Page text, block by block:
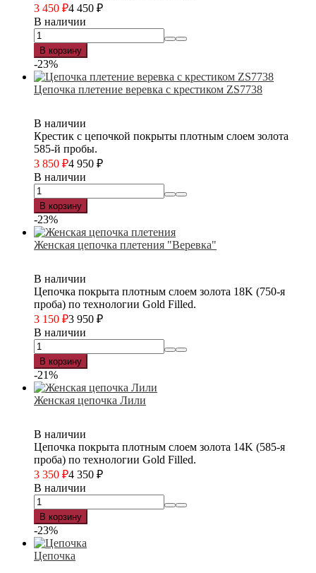
3 450 ₽4 450 ₽
В наличии
В корзину
-23%
Цепочка плетение веревка с крестиком ZS7738
В наличии
Крестик с цепочкой покрыты плотным слоем золота
585-й пробы.
3 850 ₽4 950 ₽
В наличии
В корзину
-23%
Женская цепочка плетения "Веревка"
В наличии
Цепочка покрыта плотным слоем золота 18K (750-я
проба) по технологии Gold Filled.
3 150 ₽3 950 ₽
В наличии
В корзину
-21%
Женская цепочка Лили
В наличии
Цепочка покрыта плотным слоем золота 14K (585-я
проба) по технологии Gold Filled.
3 350 ₽4 350 ₽
В наличии
В корзину
-23%
Цепочка